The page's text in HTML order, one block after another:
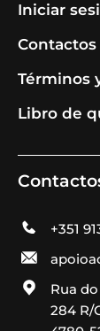
Iniciar
Contactos
Términos
Libro de
+351
Rua
284 R/